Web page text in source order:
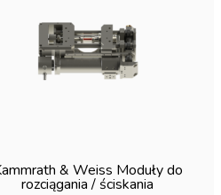
& Weiss Moduły do
rozciągania / ściskania